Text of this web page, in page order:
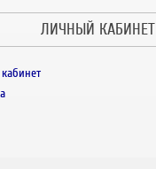
ЛИЧНЫЙ КАБИНЕТ